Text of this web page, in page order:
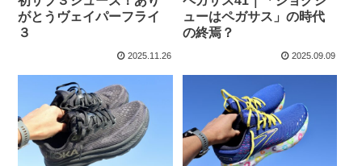
がとうヴェイパーフライ
３
2025.11.26
ューはペガサス」の時代
の終焉？
2025.09.09